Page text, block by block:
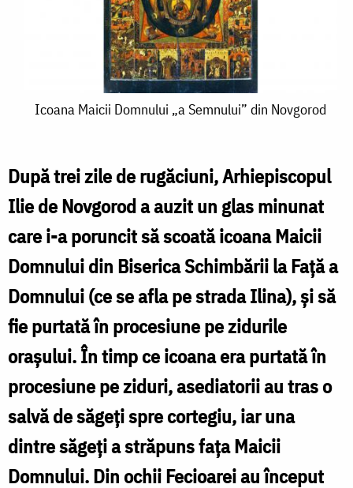
Icoana
„a
Semnului”
din
Novgorod
Icoana Maicii Domnului „a Semnului” din Novgorod
După trei zile de rugăciuni, Arhiepiscopul
Ilie de Novgorod a auzit un glas minunat
care i-a poruncit să scoată icoana Maicii
Domnului din Biserica Schimbării la Față a
Domnului (ce se afla pe strada Ilina), și să
fie purtată în procesiune pe zidurile
orașului. În timp ce icoana era purtată în
procesiune pe ziduri, asediatorii au tras o
salvă de săgeți spre cortegiu, iar una
dintre săgeți a străpuns fața Maicii
Domnului. Din ochii Fecioarei au început